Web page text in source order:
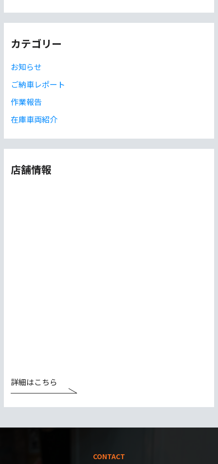
カ
ブ
カテゴリー
お知らせ
ご納車レポート
作業報告
在庫車両紹介
店舗情報
詳細はこちら
CONTACT